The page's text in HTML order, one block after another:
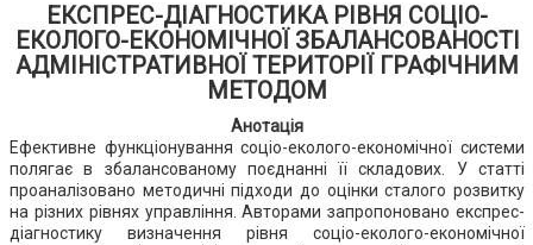
ЕКСПРЕС-ДІАГНОСТИКА РІВНЯ СОЦІО-
ЕКОЛОГО-ЕКОНОМІЧНОЇ ЗБАЛАНСОВАНОСТІ
АДМІНІСТРАТИВНОЇ ТЕРИТОРІЇ ГРАФІЧНИМ
МЕТОДОМ
Анотація
Ефективне функціонування соціо-еколого-економічної системи
полягає в збалансованому поєднанні її складових. У статті
проаналізовано методичні підходи до оцінки сталого розвитку
на різних рівнях управління. Авторами запропоновано експрес-
діагностику визначення рівня соціо-еколого-економічної